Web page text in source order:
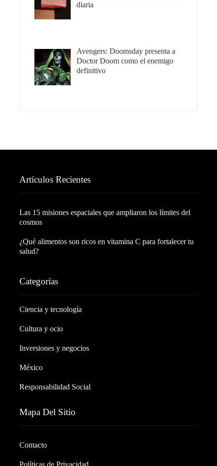
diaria
Avengers: Doomsday presenta a
Doctor Doom como el enemigo
definitivo
Artículos Recientes
Las 15 misiones espaciales que ampliaron los límites del
cosmos
¿Qué alimentos son ricos en vitamina C para fortalecer tu
salud?
Categorías
Ciencia y tecnología
Cultura y ocio
Inversiones y negocios
México
Responsabilidad Social
Mapa Del Sitio
Contacto
Políticas de Privacidad